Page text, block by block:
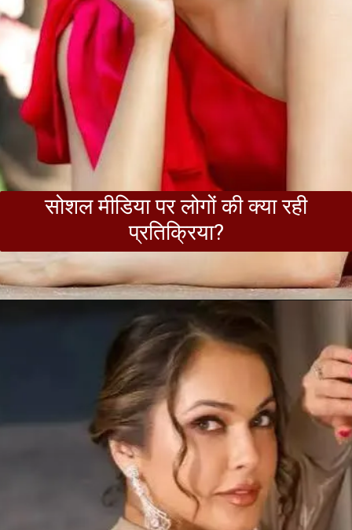
सोशल मीडिया पर लोगों की क्या रही
प्रतिक्रिया?